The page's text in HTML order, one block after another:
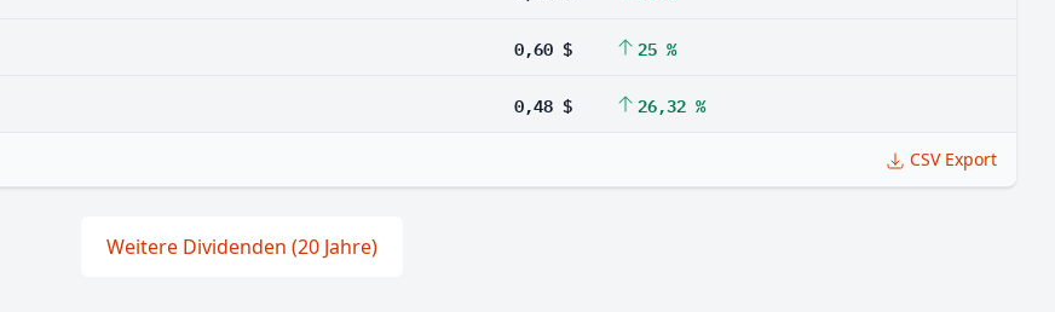
0,60 $ 25 %
0,48 $ 26,32 %
CSV Export
Weitere Dividenden (20 Jahre)